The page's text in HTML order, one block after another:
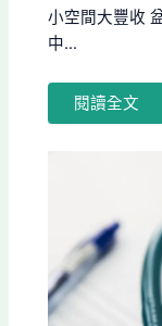
小空間大豐收
中...
閱讀全文